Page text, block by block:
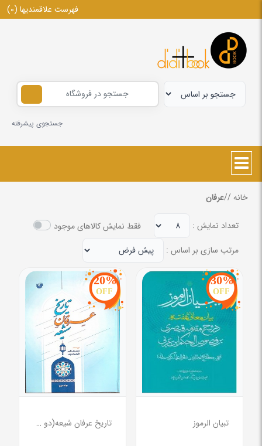
فهرست علاقمندیها (0)
جستجوی پیشرفته
خانه /
/عرفان
تعداد نمایش :
فقط نمایش کالاهای موجود
مرتب سازی بر اساس :
30%
OFF
تبیان الرموز
20%
OFF
تاریخ عرفان شیعه(دو جلدی)